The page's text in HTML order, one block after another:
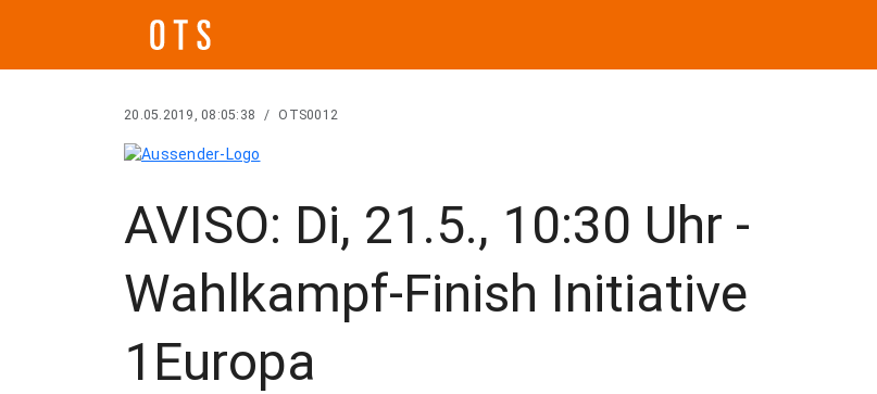
20.05.2019, 08:05:38 / OTS0012
AVISO: Di, 21.5., 10:30 Uhr -
Wahlkampf-Finish Initiative
1Europa